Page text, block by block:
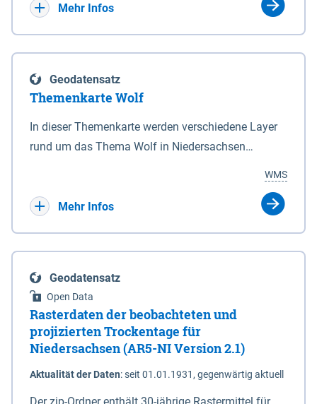
Deichbehörde durch Verordnung ausspricht. Für
enthalten. Sperrwerke Sperrwerke sind Bauwerke
mit Sperrvorrichtungen in Tidegewässern, die dem
Schutz eines Gebietes vor erhöhten Tiden, vor allem
vor Sturmfluten, zu dienen bestimmt sind (§2 Abs.3
Eigenschaft eines Sperrwerkes durch Widmung, die
die Deichbehörde durch Verordnung ausspricht.
Mehr Infos
Geodatensatz
Themenkarte Wolf
In dieser Themenkarte werden verschiedene Layer
rund um das Thema Wolf in Niedersachsen
sowie Status der bestehenden Wolfsterritorien im
laufenden Monitoringjahr.
WMS
Mehr Infos
Geodatensatz
Open Data
Rasterdaten der beobachteten und
projizierten Trockentage für
Niedersachsen (AR5-NI Version 2.1)
Aktualität der Daten:seit 01.01.1931, gegenwärtig aktuell